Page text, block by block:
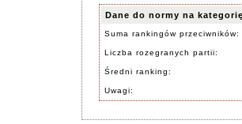
Dane do normy na
Suma rankingów przeciwników:
Liczba rozegranych partii:
Średni ranking:
Uwagi: